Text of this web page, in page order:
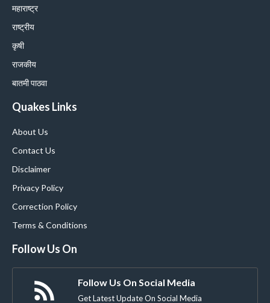
महाराष्ट्र
राष्ट्रीय
कृषी
राजकीय
बातमी पाठवा
Quakes Links
About Us
Contact Us
Disclaimer
Privacy Policy
Correction Policy
Terms & Conditions
Follow Us On
Follow Us On Social Media
Get Latest Update On Social Media